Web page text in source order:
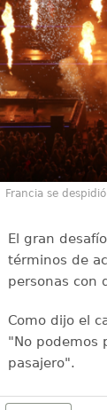
Francia se
El gran
términos de
personas con
Como dijo el
"No podemos
pasajero".